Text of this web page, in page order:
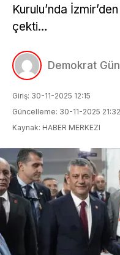
Kurulu’nda
çekti…
Demokrat
Giriş: 30-11-2025 12:15
Güncelleme: 30-11-2025 21:32
Kaynak: HABER MERKEZI